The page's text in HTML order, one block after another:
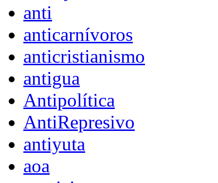
anti
anticarnívoros
anticristianismo
antigua
Antipolítica
AntiRepresivo
antiyuta
aoa